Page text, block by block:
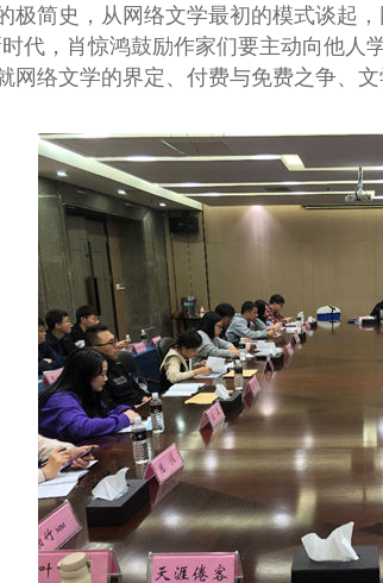
极简史，从网络文学最初的模式谈起
代，肖惊鸿鼓励作家们要主动向他人
网络文学的界定、付费与免费之争、